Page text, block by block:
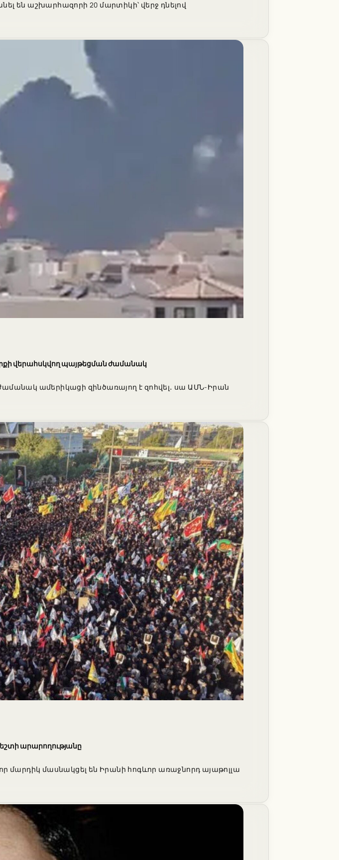
են աշխարհազորի 20 մարտիկի՝ վերջ դնելով
վերահսկվող պայթեցման ժամանակ
ամերիկացի զինծառայող է զոհվել․ սա ԱՄՆ-Իրան
արարողությանը
մարդիկ մասնակցել են Իրանի հոգևոր առաջնորդ այաթոլլա